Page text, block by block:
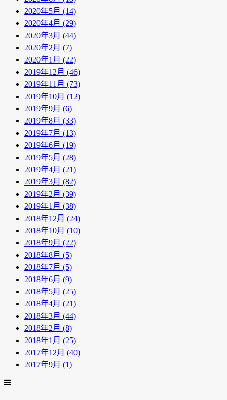
2020年5月 (14)
2020年4月 (29)
2020年3月 (44)
2020年2月 (7)
2020年1月 (22)
2019年12月 (46)
2019年11月 (73)
2019年10月 (12)
2019年9月 (6)
2019年8月 (33)
2019年7月 (13)
2019年6月 (19)
2019年5月 (28)
2019年4月 (21)
2019年3月 (82)
2019年2月 (39)
2019年1月 (38)
2018年12月 (24)
2018年10月 (10)
2018年9月 (22)
2018年8月 (5)
2018年7月 (5)
2018年6月 (9)
2018年5月 (25)
2018年4月 (21)
2018年3月 (44)
2018年2月 (8)
2018年1月 (25)
2017年12月 (40)
2017年9月 (1)